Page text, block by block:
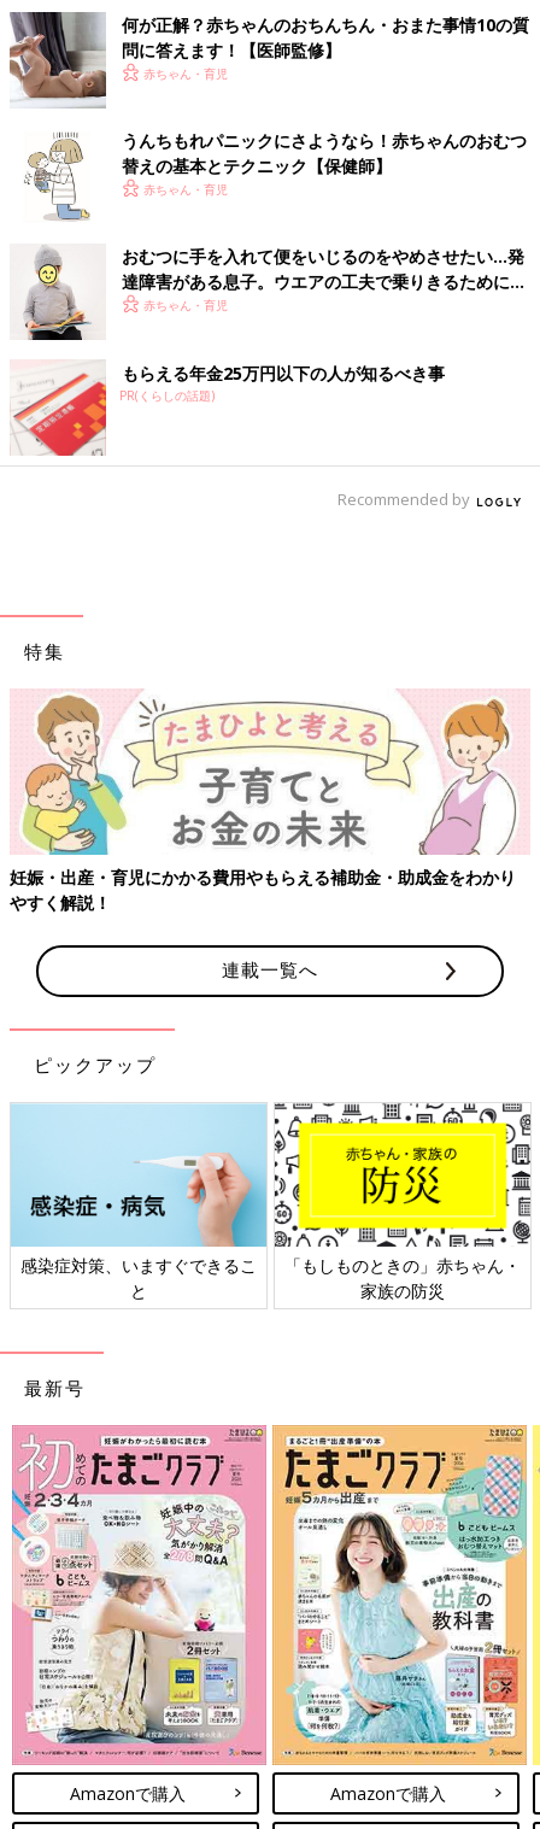
何が正解？赤ちゃんのおちんちん・おまた事情10の質
問に答えます！【医師監修】
赤ちゃん・育児
うんちもれパニックにさようなら！赤ちゃんのおむつ
替えの基本とテクニック【保健師】
赤ちゃん・育児
おむつに手を入れて便をいじるのをやめさせたい…発
達障害がある息子。ウエアの工夫で乗りきるために
【体験談】
赤ちゃん・育児
もらえる年金25万円以下の人が知るべき事
PR(くらしの話題)
Recommended by
特集
妊娠・出産・育児にかかる費用やもらえる補助金・助成金をわかり
やすく解説！
連載一覧へ
ピックアップ
感染症対策、いますぐできるこ
と
「もしものときの」赤ちゃん・
家族の防災
最新号
Amazonで購入 Amazonで購入